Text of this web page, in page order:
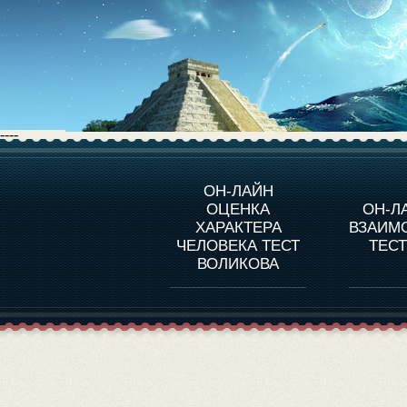
----
ОН-ЛАЙН
ОЦЕНКА
ХАРАКТЕРА
ЧЕЛОВЕКА ТЕСТ
ВОЛИКОВА
ОН-
О ПРОГРАММЕ
ОЦЕНКА ХАРАКТЕРA
ЧЕЛОВЕКА
ОЦЕНКА ХАРАКТЕРА
ВЫДАЮЩИХСЯ
ЛИЧНОСТЕЙ